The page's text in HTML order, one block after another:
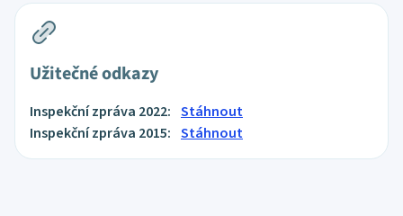
Užitečné odkazy
Inspekční zpráva 2022: Stáhnout
Inspekční zpráva 2015: Stáhnout